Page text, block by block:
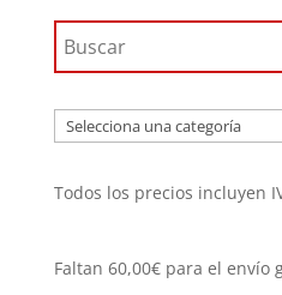
Selecciona
una
Todos los precios incluyen
Faltan 60,00€para el envío